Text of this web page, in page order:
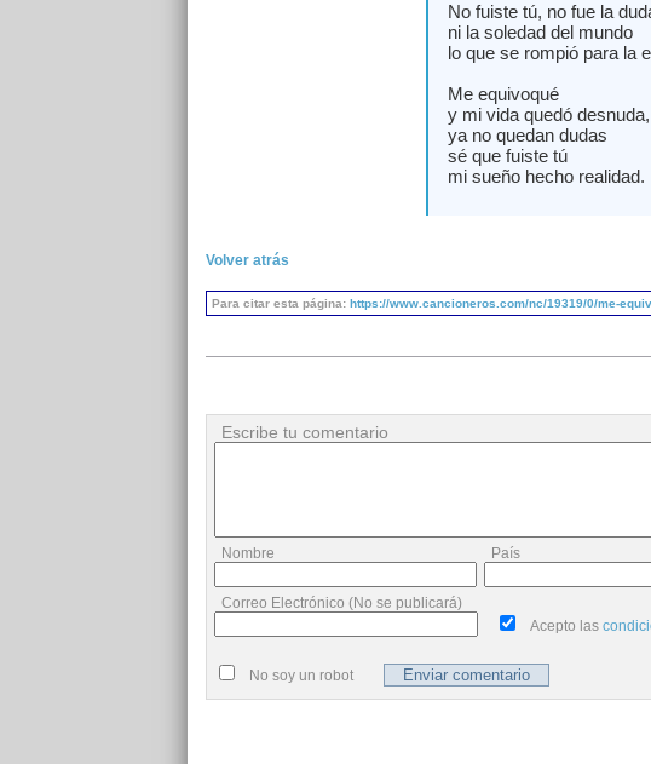
No fuiste tú, no fue la
ni la soledad del mundo
lo que se rompió para la
Me equivoqué
y mi vida quedó desnuda,
ya no quedan dudas
sé que fuiste tú
mi sueño hecho realidad.
Volver atrás
Para citar esta página: https://www.cancioneros.com/nc/19319/0/me-
Escribe tu comentario
Nombre País
Correo Electrónico (No se publicará)
Acepto las
No soy un robot